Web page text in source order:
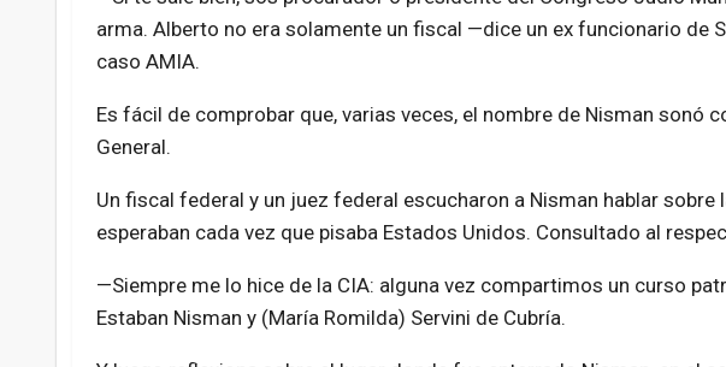
arma. Alberto no era solamente un fiscal —dice un ex funcionario de
caso AMIA.
Es fácil de comprobar que, varias veces, el nombre de Nisman sonó
General.
Un fiscal federal y un juez federal escucharon a Nisman hablar
esperaban cada vez que pisaba Estados Unidos. Consultado al
—Siempre me lo hice de la CIA: alguna vez compartimos un curso
Estaban Nisman y (María Romilda) Servini de Cubría.